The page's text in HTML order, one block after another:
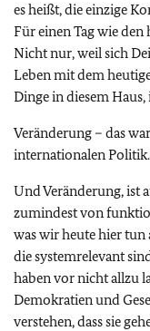
es heißt, die einzige
Für einen Tag wie
Nicht nur, weil sich
Leben mit dem
Dinge in diesem
Veränderung – das
internationalen Politik.
Und Veränderung, ist
zumindest von
was wir heute hier tun
die systemrelevant
haben vor nicht allzu
Demokratien und
verstehen, dass sie